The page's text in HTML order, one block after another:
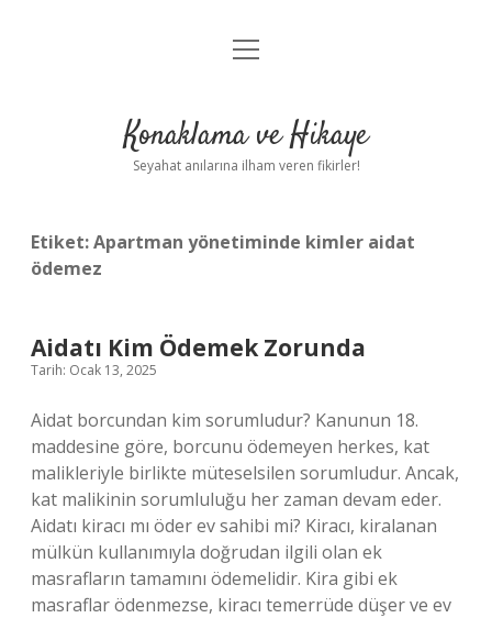
Anasayfa
Yasal Uyarı
menüyü
Konaklama ve Hikaye
Seyahat anılarına ilham veren fikirler!
Etiket:Apartman yönetiminde kimler aidat
ödemez
Aidatı Kim Ödemek Zorunda
Tarih: Ocak 13, 2025
Aidat borcundan kim sorumludur? Kanunun 18.
maddesine göre, borcunu ödemeyen herkes, kat
malikleriyle birlikte müteselsilen sorumludur. Ancak,
kat malikinin sorumluluğu her zaman devam eder.
Aidatı kiracı mı öder ev sahibi mi? Kiracı, kiralanan
mülkün kullanımıyla doğrudan ilgili olan ek
masrafların tamamını ödemelidir. Kira gibi ek
masraflar ödenmezse, kiracı temerrüde düşer ve ev